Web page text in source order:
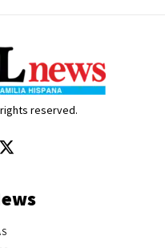
rights reserved.